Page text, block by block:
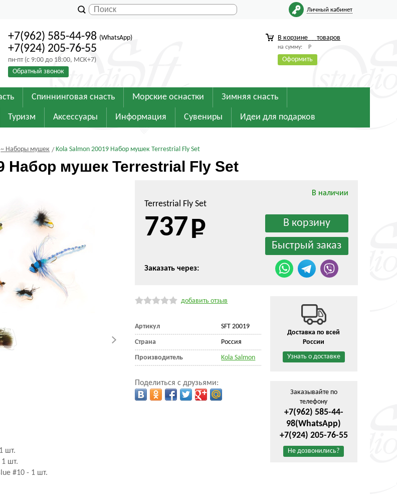
Личный кабинет
+7(962) 585-44-98 (WhatsApp)
+7(924) 205-76-55
пн-пт (с 9:00 до 18:00, МСК+7)
Обратный звонок
В корзине товаров
на сумму: Р
Оформить
Спиннинговая снасть Морские оснастки Зимняя снасть
Туризм Аксессуары Информация Сувениры Идеи для подарков
~ Наборы мушек Kola Salmon 20019 Набор мушек Terrestrial Fly Set
Набор мушек Terrestrial Fly Set
В наличии
Terrestrial Fly Set
737
Заказать через:
добавить отзыв
Артикул SFT 20019
Страна Россия
Производитель Kola Salmon
Поделиться с друзьями:
шт.
шт.
#10 - 1 шт.
Доставка по всей
России
Узнать о доставке
Заказывайте по
телефону
+7(962) 585-44-
98(WhatsApp)
+7(924) 205-76-55
Не дозвонились?